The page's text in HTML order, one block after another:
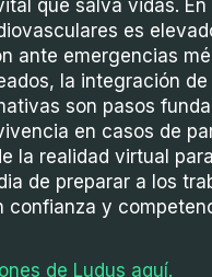
que salva vidas. En
es
ante emergencias
la integración
son pasos
en casos de
la realidad virtual
de preparar a los
confianza y
de Ludus aquí.